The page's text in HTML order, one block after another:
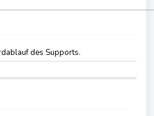
des Supports.